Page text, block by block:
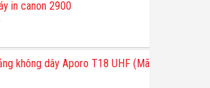
in canon 2900
không dây Aporo T18 UHF (Mã